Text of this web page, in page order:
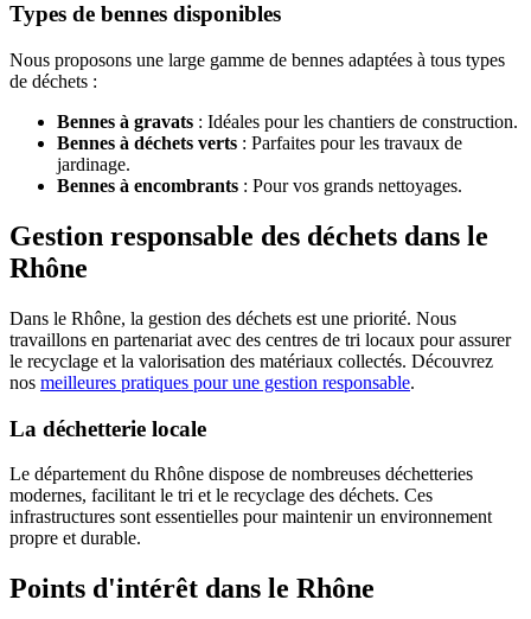
Types de bennes disponibles
Nous proposons une large gamme de bennes adaptées à tous types
de déchets :
Bennes à gravats : Idéales pour les chantiers de construction.
Bennes à déchets verts : Parfaites pour les travaux de
jardinage.
Bennes à encombrants : Pour vos grands nettoyages.
Gestion responsable des déchets dans le
Rhône
Dans le Rhône, la gestion des déchets est une priorité. Nous
travaillons en partenariat avec des centres de tri locaux pour assurer
le recyclage et la valorisation des matériaux collectés. Découvrez
nos meilleures pratiques pour une gestion responsable.
La déchetterie locale
Le département du Rhône dispose de nombreuses déchetteries
modernes, facilitant le tri et le recyclage des déchets. Ces
infrastructures sont essentielles pour maintenir un environnement
propre et durable.
Points d'intérêt dans le Rhône